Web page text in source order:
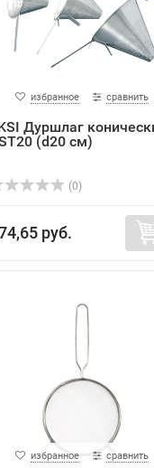
избранное сравнить
Дуршлаг
(d20 см)
(0)
руб.
избранное сравнить